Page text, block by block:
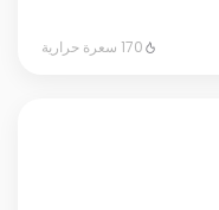
170 سعرة حرارية